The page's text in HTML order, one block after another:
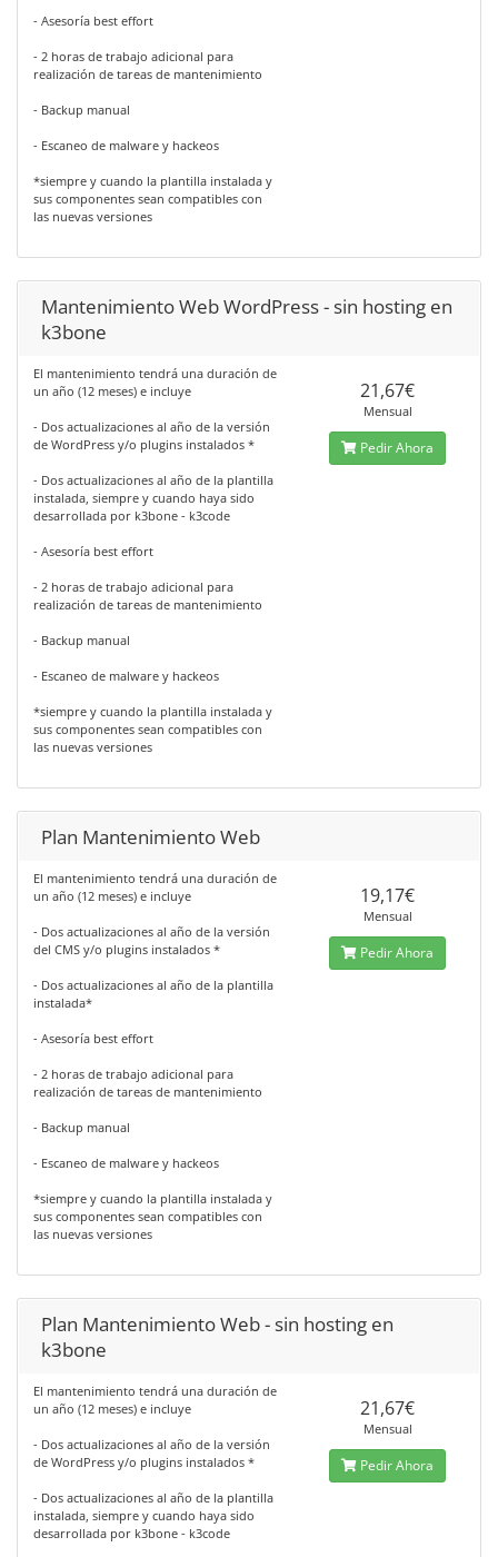
- Asesoría best effort
- 2 horas de trabajo adicional para
realización de tareas de mantenimiento
- Backup manual
- Escaneo de malware y hackeos
*siempre y cuando la plantilla instalada y
sus componentes sean compatibles con
las nuevas versiones
Mantenimiento Web WordPress - sin hosting en
k3bone
El mantenimiento tendrá una duración de
un año (12 meses) e incluye
- Dos actualizaciones al año de la versión
de WordPress y/o plugins instalados *
- Dos actualizaciones al año de la plantilla
instalada, siempre y cuando haya sido
desarrollada por k3bone - k3code
- Asesoría best effort
- 2 horas de trabajo adicional para
realización de tareas de mantenimiento
- Backup manual
- Escaneo de malware y hackeos
*siempre y cuando la plantilla instalada y
sus componentes sean compatibles con
las nuevas versiones
21,67€
Mensual
Pedir Ahora
Plan Mantenimiento Web
El mantenimiento tendrá una duración de
un año (12 meses) e incluye
- Dos actualizaciones al año de la versión
del CMS y/o plugins instalados *
- Dos actualizaciones al año de la plantilla
instalada*
- Asesoría best effort
- 2 horas de trabajo adicional para
realización de tareas de mantenimiento
- Backup manual
- Escaneo de malware y hackeos
*siempre y cuando la plantilla instalada y
sus componentes sean compatibles con
las nuevas versiones
19,17€
Mensual
Pedir Ahora
Plan Mantenimiento Web - sin hosting en
k3bone
El mantenimiento tendrá una duración de
un año (12 meses) e incluye
- Dos actualizaciones al año de la versión
de WordPress y/o plugins instalados *
- Dos actualizaciones al año de la plantilla
instalada, siempre y cuando haya sido
desarrollada por k3bone - k3code
21,67€
Mensual
Pedir Ahora